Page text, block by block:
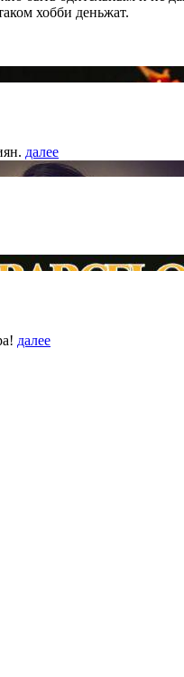
хобби деньжат.
далее
далее